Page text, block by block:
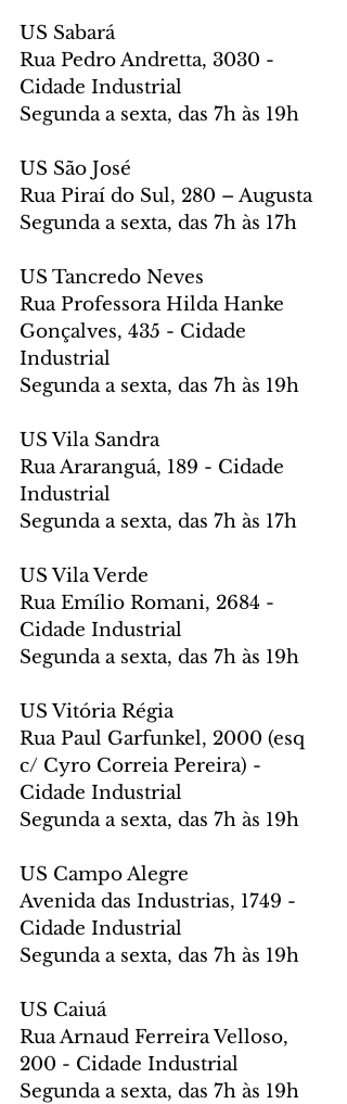
US Sabará
Rua Pedro Andretta, 3030 -
Cidade Industrial
Segunda a sexta, das 7h às 19h
US São José
Rua Piraí do Sul, 280 – Augusta
Segunda a sexta, das 7h às 17h
US Tancredo Neves
Rua Professora Hilda Hanke
Gonçalves, 435 - Cidade
Industrial
Segunda a sexta, das 7h às 19h
US Vila Sandra
Rua Araranguá, 189 - Cidade
Industrial
Segunda a sexta, das 7h às 17h
US Vila Verde
Rua Emílio Romani, 2684 -
Cidade Industrial
Segunda a sexta, das 7h às 19h
US Vitória Régia
Rua Paul Garfunkel, 2000 (esq
c/ Cyro Correia Pereira) -
Cidade Industrial
Segunda a sexta, das 7h às 19h
US Campo Alegre
Avenida das Industrias, 1749 -
Cidade Industrial
Segunda a sexta, das 7h às 19h
US Caiuá
Rua Arnaud Ferreira Velloso,
200 - Cidade Industrial
Segunda a sexta, das 7h às 19h